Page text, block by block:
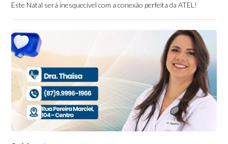
Este Natal será inesquecível com a conexão perfeita da ATEL!